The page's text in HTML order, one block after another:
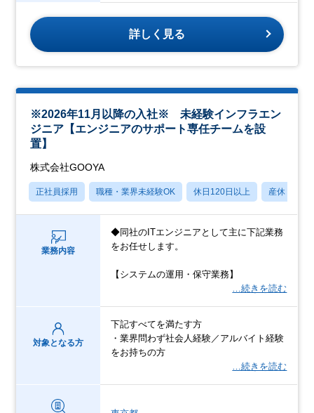
詳しく見る
※2026年11月以降の入社※ 未経験インフラエン
ジニア【エンジニアのサポート専任チームを設
置】
株式会社GOOYA
正社員採用 職種・業界未経験OK 休日120日以上 産休・育休
業務内容
◆同社のITエンジニアとして主に下記業務
をお任せします。
【システムの運用・保守業務】
…続きを読む
対象となる方
下記すべてを満たす方
・業界問わず社会人経験／アルバイト経験
をお持ちの方
…続きを読む